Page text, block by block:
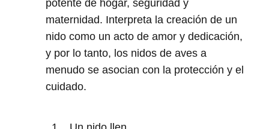
potente de hogar, seguridad y
maternidad. Interpreta la creación de un
nido como un acto de amor y dedicación,
y por lo tanto, los nidos de aves a
menudo se asocian con la protección y el
cuidado.